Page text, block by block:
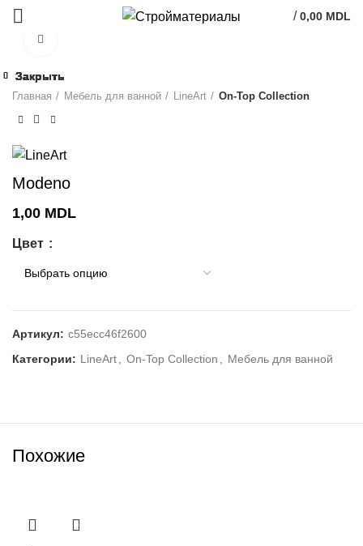
/ 0,00 MDL
Главная Мебель для ванной LineArt On-Top Collection
Modeno
1,00 MDL
Цвет
Артикул: c55ecc46f2600
Категории: LineArt, On-Top Collection , Мебель для ванной
Похожие
Закрыть
Закрыть
Закрыть
Закрыть
Закрыть
Закрыть
Закрыть
Закрыть